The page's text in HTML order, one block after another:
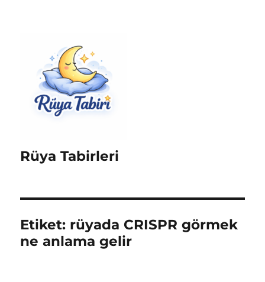
Rüya Tabirleri
Etiket: rüyada CRISPR görmek
ne anlama gelir